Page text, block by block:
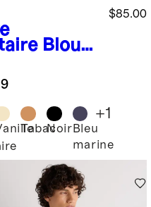
Blous
en
$85.00
TabacNoir Bleu
marine
+1